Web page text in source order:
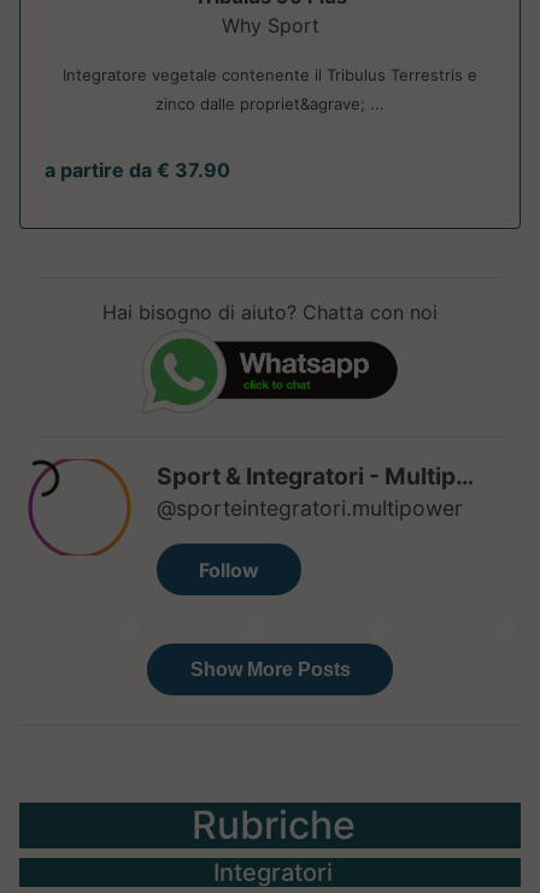
Why Sport
Integratore vegetale contenente il Tribulus Terrestris e
zinco dalle propriet&agrave; ...
a partire da € 37.90
Hai bisogno di aiuto? Chatta con noi
Rubriche
Integratori